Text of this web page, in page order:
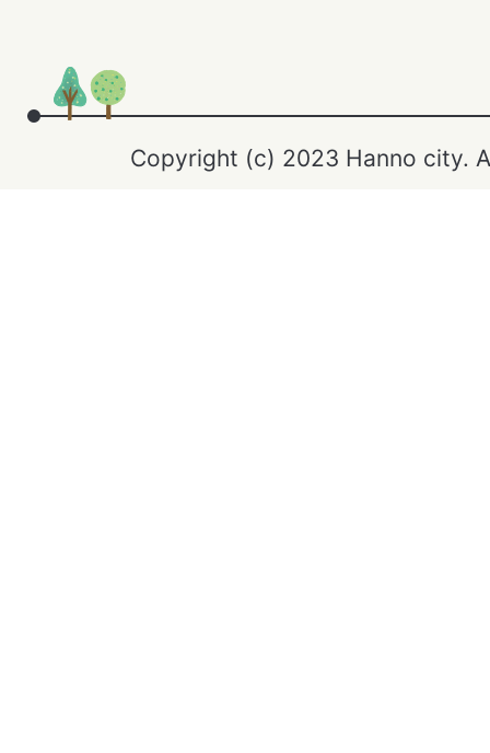
Copyright (c) 2023 Hanno city.